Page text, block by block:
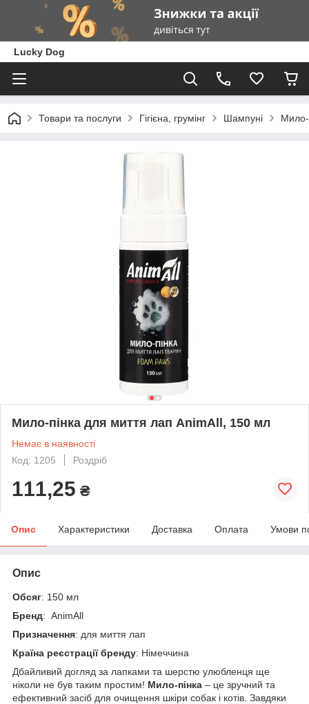
Lucky Dog
Товари та послуги Гігієна, грумінг Шампуні Мило-
Мило-пінка для миття лап AnimAll, 150 мл
Немає в наявності
Код: 1205
Роздріб
111,25 ₴
Опис Характеристики Доставка Оплата Умови
Опис
Обсяг: 150 мл
Бренд: AnimAll
Призначення: для миття лап
Країна реєстрації бренду: Німеччина
Дбайливий догляд за лапками та шерстю улюбленця ще
ніколи не був таким простим! Мило-пінка – це зручний та
ефективний засіб для очищення шкіри собак і котів. Завдяки